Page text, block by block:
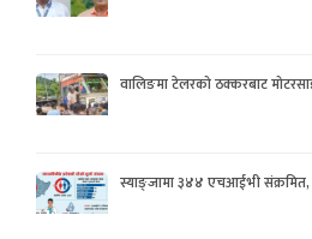
वालिङमा टेलरको ठक्करबाट
स्याङ्जामा ३४४ एचआईभी